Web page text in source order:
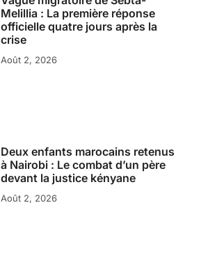
Melillia : La première réponse
officielle quatre jours après la
crise
Août 2, 2026
Deux enfants marocains retenus
à Nairobi : Le combat d’un père
devant la justice kényane
Août 2, 2026